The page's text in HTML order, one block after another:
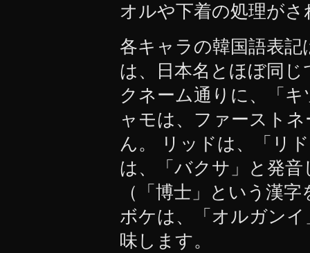
オルや下着の処理が
各キャラの韓国語表
は、日本名とほぼ同
クネーム通りに、「
ャモは、ファースト
ん。 リッドは、「リ
は、「バクサ」と発
（「博士」という漢
ボケは、「オルガン
味します。